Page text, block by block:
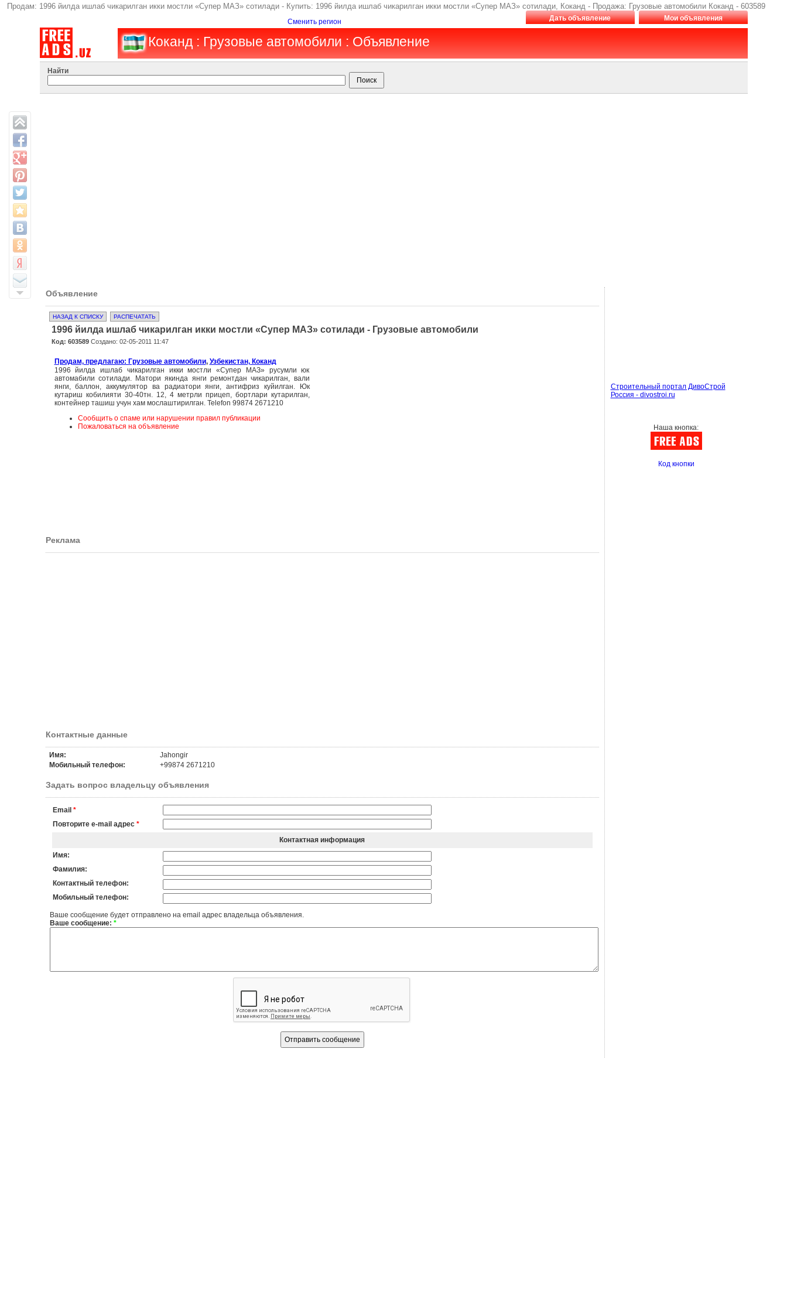
Продам: 1996 йилда ишлаб чикарилган икки мостли «Супер МАЗ» сотилади - Купить: 1996 йилда ишлаб чикарилган икки мостли «Супер МАЗ» сотилади, Коканд - Продажа: Грузовые автомобили Коканд - 603589
Сменить регион Дать объявление Мои объявления
Коканд : Грузовые автомобили : Объявление
Найти
Объявление
НАЗАД К СПИСКУ РАСПЕЧАТАТЬ
1996 йилда ишлаб чикарилган икки мостли «Супер МАЗ» сотилади - Грузовые автомобили
Код: 603589Создано: 02-05-2011 11:47
Продам, предлагаю: Грузовые автомобили, Узбекистан, Коканд
1996 йилда ишлаб чикарилган икки мостли «Супер МАЗ» русумли юк
автомабили сотилади. Матори якинда янги ремонтдан чикарилган, вали
янги, баллон, аккумулятор ва радиатори янги, антифриз куйилган. Юк
кутариш кобилияти 30-40тн. 12, 4 метрли прицеп, бортлари кутарилган,
контейнер ташиш учун хам мослаштирилган. Telefon 99874 2671210
Сообщить о спаме или нарушении правил публикации
Пожаловаться на объявление
Реклама
Контактные данные
Имя:
Jahongir
Мобильный телефон:
+99874 2671210
Задать вопрос владельцу объявления
Email *
Повторите e-mail адрес *
Контактная информация
Имя:
Фамилия:
Контактный телефон:
Мобильный телефон:
Ваше сообщение будет отправлено на email адрес владельца объявления.
Ваше сообщение: *
Строительный портал ДивоСтрой
Россия - divostroi.ru
Наша кнопка:
Код кнопки